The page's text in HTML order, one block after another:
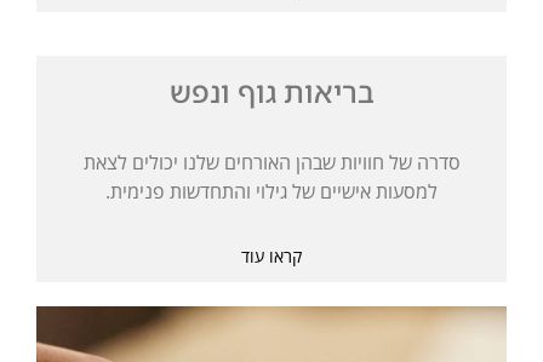
בריאות גוף ונפש
סדרה של חוויות שבהן האורחים שלנו יכולים לצאת
למסעות אישיים של גילוי והתחדשות פנימית.
קראו עוד